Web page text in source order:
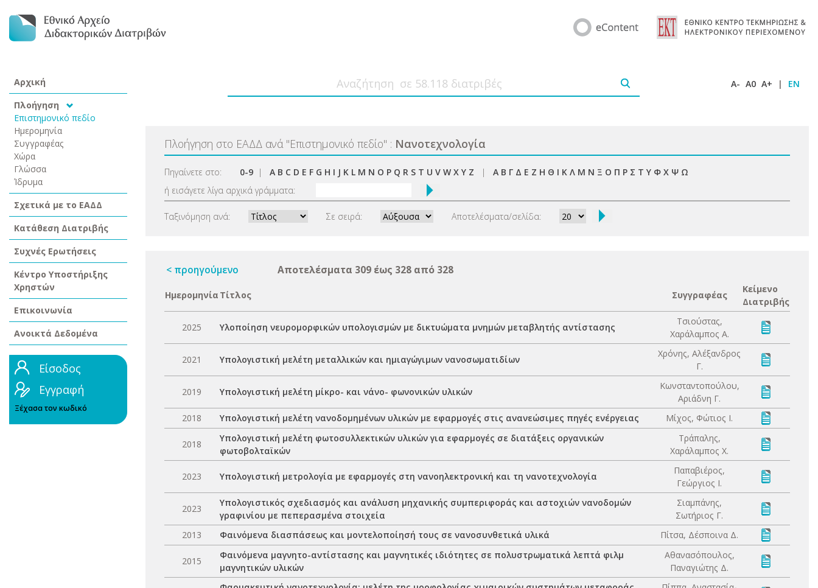
Αρχική
Πλοήγηση
Επιστημονικό πεδίο
Ημερομηνία
Συγγραφέας
Χώρα
Γλώσσα
Ίδρυμα
Σχετικά με το ΕΑΔΔ
Κατάθεση Διατριβής
Συχνές Ερωτήσεις
Κέντρο Υποστήριξης
Χρηστών
Επικοινωνία
Ανοικτά Δεδομένα
Είσοδος
Εγγραφή
Ξέχασα τον κωδικό
A- A0 A+ | EN
Πλοήγηση στο ΕΑΔΔ ανά "Επιστημονικό πεδίο" : Νανοτεχνολογία
Πηγαίνετε στο: 0-9 | A B C D E F G H I J K L M N O P Q R S T U V W X Y Z | Α Β Γ Δ Ε Ζ Η Θ Ι Κ Λ Μ Ν Ξ Ο Π Ρ Σ Τ Υ Φ Χ Ψ Ω
ή εισάγετε λίγα αρχικά γράμματα:
Ταξινόμηση ανά: Σε σειρά: Αποτελέσματα/σελίδα:
< προηγούμενο Αποτελέσματα 309 έως 328 από 328
Ημερομηνία Τίτλος Συγγραφέας
Κείμενο
Διατριβής
2025 Υλοποίηση νευρομορφικών υπολογισμών με δικτυώματα μνημών μεταβλητής αντίστασης
Τσιούστας,
Χαράλαμπος Α.
2021 Υπολογιστική μελέτη μεταλλικών και ημιαγώγιμων νανοσωματιδίων
Χρόνης, Αλέξανδρος
Γ.
2019 Υπολογιστική μελέτη μίκρο- και νάνο- φωνονικών υλικών
Κωνσταντοπούλου,
Αριάδνη Γ.
2018
Υπολογιστική μελέτη νανοδομημένων υλικών με εφαρμογές στις ανανεώσιμες πηγές ενέργειας Μίχος, Φώτιος Ι.
2018
Υπολογιστική μελέτη φωτοσυλλεκτικών υλικών για εφαρμογές σε διατάξεις οργανικών
φωτοβολταϊκών
Τράπαλης,
Χαράλαμπος Χ.
2023 Υπολογιστική μετρολογία με εφαρμογές στη νανοηλεκτρονική και τη νανοτεχνολογία
Παπαβιέρος,
Γεώργιος Ι.
2023
Υπολογιστικός σχεδιασμός και ανάλυση μηχανικής συμπεριφοράς και αστοχιών νανοδομών
γραφινίου με πεπερασμένα στοιχεία
Σιαμπάνης,
Σωτήριος Γ.
2013
Φαινόμενα διασπάσεως και μοντελοποίησή τους σε νανοσυνθετικά υλικά Πίτσα, Δέσποινα Δ.
2015
Φαινόμενα μαγνητο-αντίστασης και μαγνητικές ιδιότητες σε πολυστρωματικά λεπτά φιλμ
μαγνητικών υλικών
Αθανασόπουλος,
Παναγιώτης Δ.